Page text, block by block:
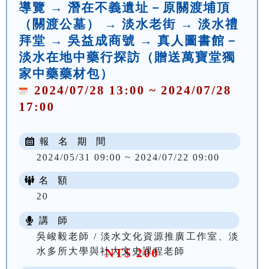
導覽 → 潛在不義遺址－原關渡埔頂
（關渡公墓） → 淡水老街 → 淡水禮
拜堂 → 吳益成商號 → 真人圖書館－
淡水在地中藥行探訪（贈送萬寶堂獨
家中藥藥材包）
2024/07/28 13:00 ~ 2024/07/28
17:00
NT$ 200
報 名 期 間
2024/05/31 09:00 ~ 2024/07/22 09:00
名 額
20
講 師
吳峻毅老師 / 淡水文化資源推廣工作室、淡
水多所大學與社大文史課程老師